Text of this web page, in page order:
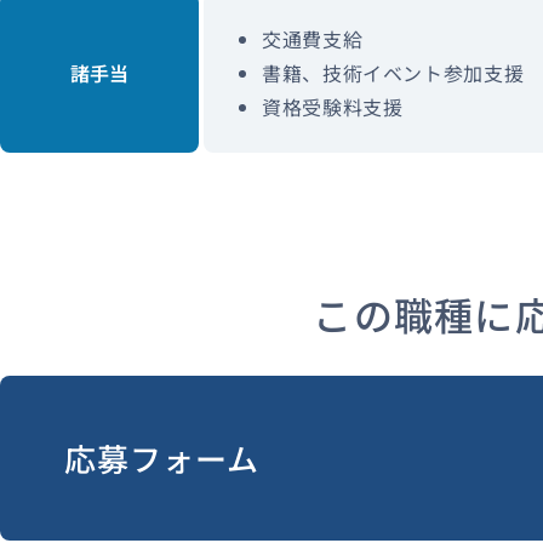
諸手当
交通費支給
書籍、技術イベント参加支援
資格受験料支援
この職種に
応募フォーム